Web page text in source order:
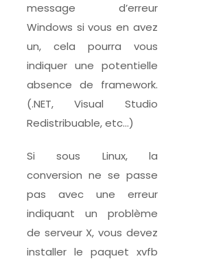
message d’erreur
Windows si vous en avez
un, cela pourra vous
indiquer une potentielle
absence de framework.
(.NET, Visual Studio
Redistribuable, etc…)
Si sous Linux, la
conversion ne se passe
pas avec une erreur
indiquant un problème
de serveur X, vous devez
installer le paquet xvfb